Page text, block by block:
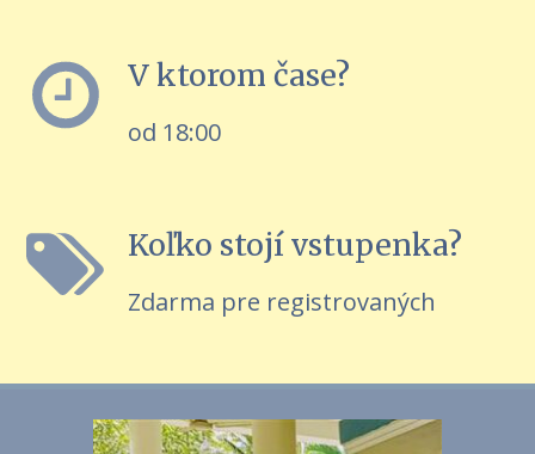
V ktorom čase?
od 18:00
Koľko stojí vstupenka?
Zdarma pre registrovaných